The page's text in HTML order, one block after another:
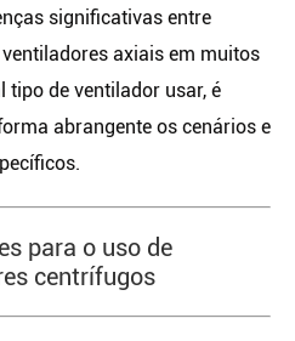
significativas entre
axiais em muitos
tipo de ventilador usar, é
abrangente os cenários e
para o uso de
centrífugos